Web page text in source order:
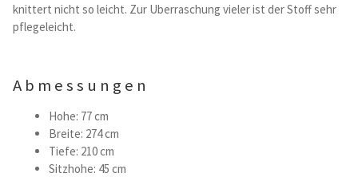
knittert nicht so leicht. Zur Uberraschung vieler ist der Stoff sehr
pflegeleicht.
Abmessungen
Hohe: 77 cm
Breite: 274 cm
Tiefe: 210 cm
Sitzhohe: 45 cm